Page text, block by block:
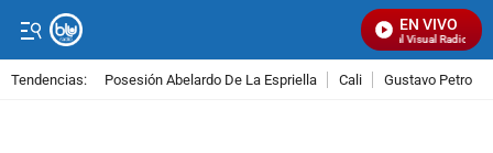
EN VIVO
Señal Visual Radio
Tendencias: Posesión Abelardo De La Espriella Cali Gustavo Petro